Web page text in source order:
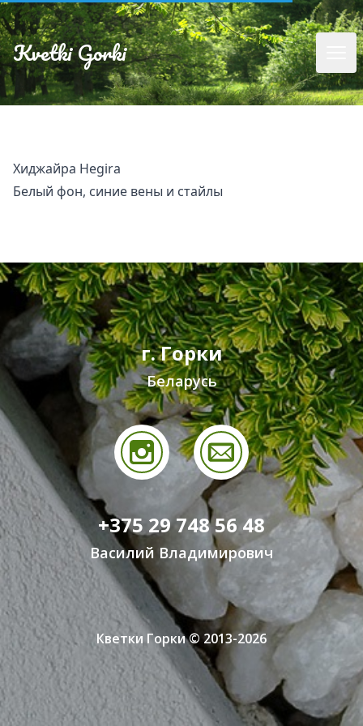
Kvetki Gorki
Хиджайра Hegira
Белый фон, синие вены и стайлы
г. Горки
Беларусь
+375 29 748 56 48
Василий Владимирович
Кветки Горки © 2013-2026